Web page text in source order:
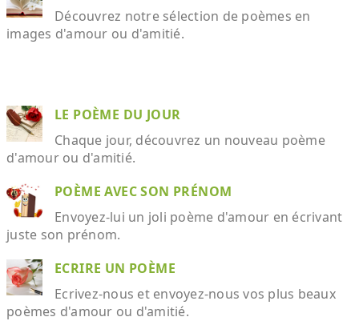
Découvrez notre sélection de poèmes en
images d'amour ou d'amitié.
LE POÈME DU JOUR
Chaque jour, découvrez un nouveau poème
d'amour ou d'amitié.
POÈME AVEC SON PRÉNOM
Envoyez-lui un joli poème d'amour en écrivant
juste son prénom.
ECRIRE UN POÈME
Ecrivez-nous et envoyez-nous vos plus beaux
poèmes d'amour ou d'amitié.